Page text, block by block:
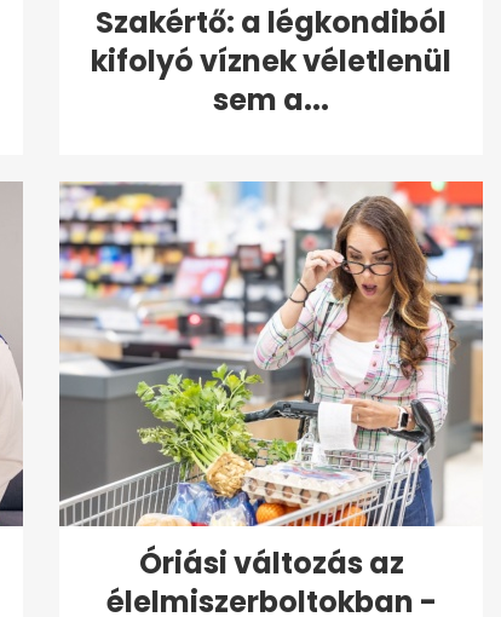
Szakértő: a légkondiból
kifolyó víznek véletlenül
sem a...
Óriási változás az
élelmiszerboltokban -